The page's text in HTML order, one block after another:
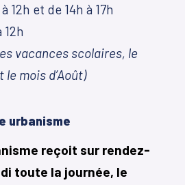
12h et de 14h à 17h
12h
vacances scolaires, le
mois d’Août)
urbanisme
reçoit sur rendez-
toute la journée, le